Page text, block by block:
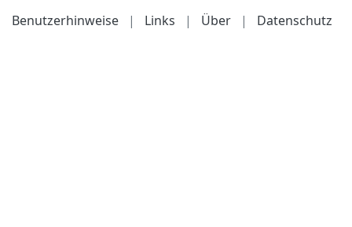
Benutzerhinweise
| Links | Über | Datenschutz